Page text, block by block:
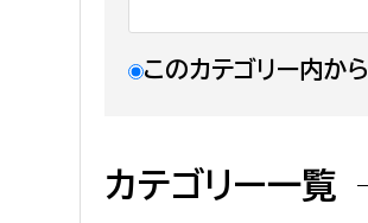
道水路整備課このカテゴリー内から
カテゴリー一覧